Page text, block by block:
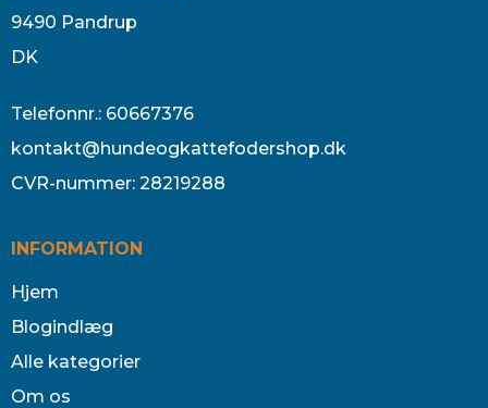
9490 Pandrup
DK
Telefonnr.: 60667376
kontakt@hundeogkattefodershop.dk
CVR-nummer: 28219288
INFORMATION
Hjem
Blogindlæg
Alle kategorier
Om os